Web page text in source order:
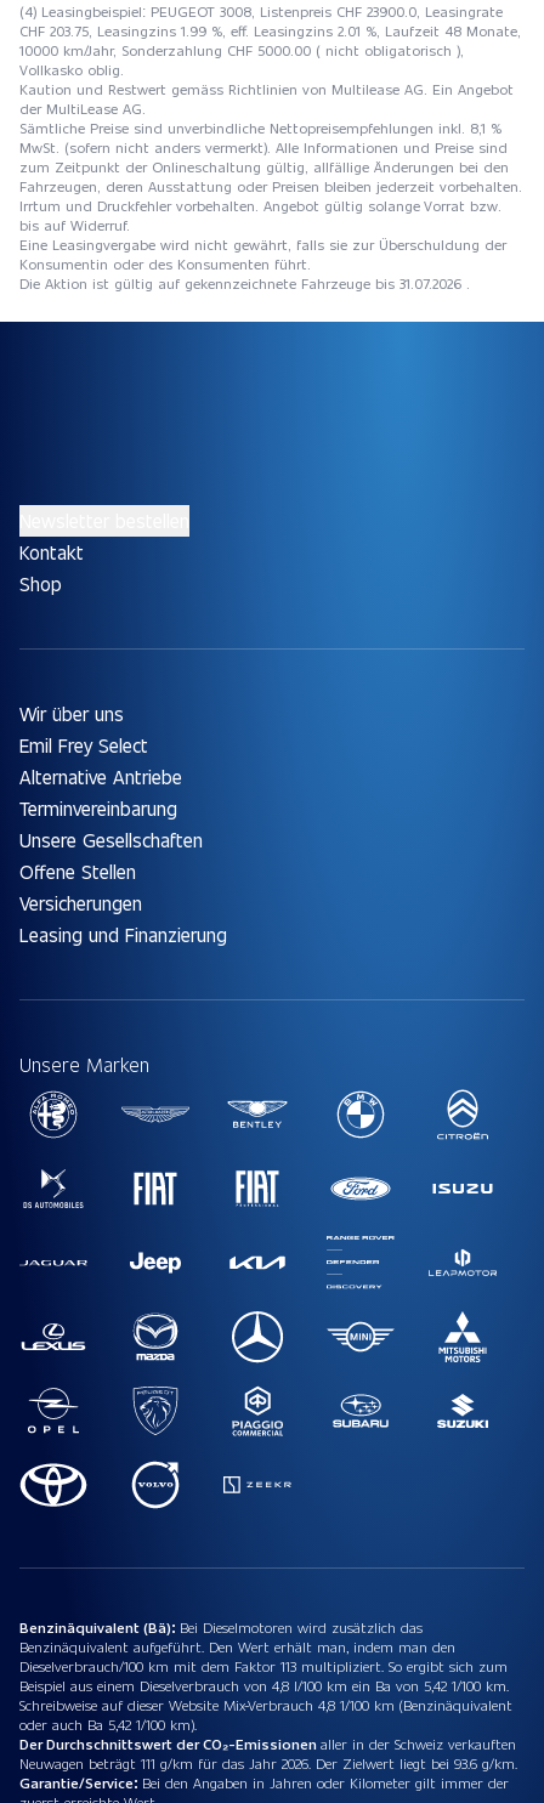
(4) Leasingbeispiel: PEUGEOT 3008, Listenpreis CHF 23900.0, Leasingrate
CHF 203.75, Leasingzins 1.99 %, eff. Leasingzins 2.01 %, Laufzeit 48 Monate,
10000 km/Jahr, Sonderzahlung CHF 5000.00 ( nicht obligatorisch ),
Vollkasko oblig.
Kaution und Restwert gemäss Richtlinien von Multilease AG. Ein Angebot
der MultiLease AG.
Sämtliche Preise sind unverbindliche Nettopreisempfehlungen inkl. 8,1 %
MwSt. (sofern nicht anders vermerkt). Alle Informationen und Preise sind
zum Zeitpunkt der Onlineschaltung gültig, allfällige Änderungen bei den
Fahrzeugen, deren Ausstattung oder Preisen bleiben jederzeit vorbehalten.
Irrtum und Druckfehler vorbehalten. Angebot gültig solange Vorrat bzw.
bis auf Widerruf.
Eine Leasingvergabe wird nicht gewährt, falls sie zur Überschuldung der
Konsumentin oder des Konsumenten führt.
Die Aktion ist gültig auf gekennzeichnete Fahrzeuge bis 31.07.2026 .
Kontakt
Shop
Wir über uns
Emil Frey Select
Alternative Antriebe
Terminvereinbarung
Unsere Gesellschaften
Offene Stellen
Versicherungen
Leasing und Finanzierung
Unsere Marken
Benzinäquivalent (Bä): Bei Dieselmotoren wird zusätzlich das
Benzinäquivalent aufgeführt. Den Wert erhält man, indem man den
Dieselverbrauch/100 km mit dem Faktor 113 multipliziert. So ergibt sich zum
Beispiel aus einem Dieselverbrauch von 4,8 l/100 km ein Ba von 5,42 1/100 km.
Schreibweise auf dieser Website Mix-Verbrauch 4,8 1/100 km (Benzinäquivalent
oder auch Ba 5,42 1/100 km).
Der Durchschnittswert der CO₂-Emissionenaller in der Schweiz verkauften
Neuwagen beträgt 111 g/km für das Jahr 2026. Der Zielwert liegt bei 93.6 g/km.
Garantie/Service: Bei den Angaben in Jahren oder Kilometer gilt immer der